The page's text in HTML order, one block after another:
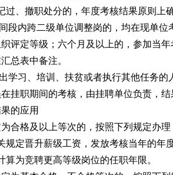
过、撤职处分的，年度考核结果原则上
段内跨二级单位调整岗的，均在现单
评定等级；六个月及以上的，参加当
总表中备注。
学习、培训、扶贫或者执行其他任务
挂职期间的考核，由挂聘单位负责，
的应用
合格及以上等次的，按照下列规定办理
规定晋升薪级工资，发放考核当年的年
算为竞聘更高等级岗位的任职年限。